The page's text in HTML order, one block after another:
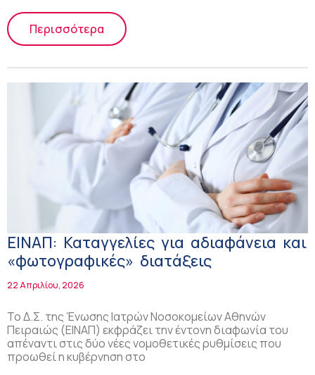
Περισσότερα
ΕΙΝΑΠ: Καταγγελίες για αδιαφάνεια και
«φωτογραφικές» διατάξεις
22 Απριλίου, 2026
Το Δ.Σ. της Ένωσης Ιατρών Νοσοκομείων Αθηνών
Πειραιώς (ΕΙΝΑΠ) εκφράζει την έντονη διαφωνία του
απέναντι στις δύο νέες νομοθετικές ρυθμίσεις που
προωθεί η κυβέρνηση στο